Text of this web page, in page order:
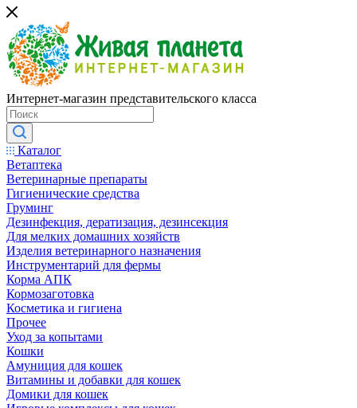
Интернет-магазин представительского класса
Каталог
Ветаптека
Ветеринарные препараты
Гигиенические средства
Груминг
Дезинфекция, дератизация, дезинсекция
Для мелких домашних хозяйств
Изделия ветеринарного назначения
Инструментарий для фермы
Корма АПК
Кормозаготовка
Косметика и гигиена
Прочее
Уход за копытами
Кошки
Амуниция для кошек
Витамины и добавки для кошек
Домики для кошек